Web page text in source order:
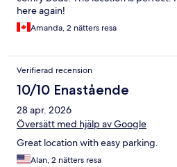
here again!
Amanda, 2 nätters resa
Verifierad recension
10/10 Enastående
28 apr. 2026
Översätt med hjälp av Google
Great location with easy parking.
Alan, 2 nätters resa